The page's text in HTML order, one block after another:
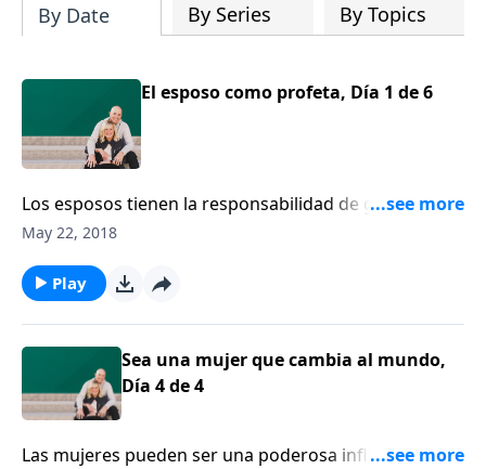
By Date By Series By Topics
El esposo como profeta, Día 1 de 6
Los esposos tienen la responsabilidad de guiar a sus
esposas con humildad y amor. Roberto Lepine les
cristiano. Los roles, según como se definen en la
Palabra de Dios, secundan la labor del varón como
sacerdote de su hogar.
May 22, 2018
Play
Sea una mujer que cambia al mundo,
Día 4 de 4
Las mujeres pueden ser una poderosa influencia para